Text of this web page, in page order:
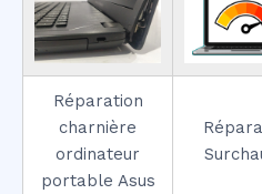
Réparation
charnière
ordinateur
portable Asus